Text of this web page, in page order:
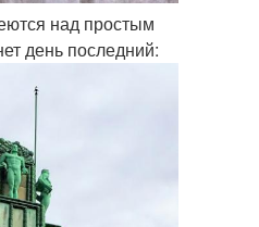
над простым
день последний: